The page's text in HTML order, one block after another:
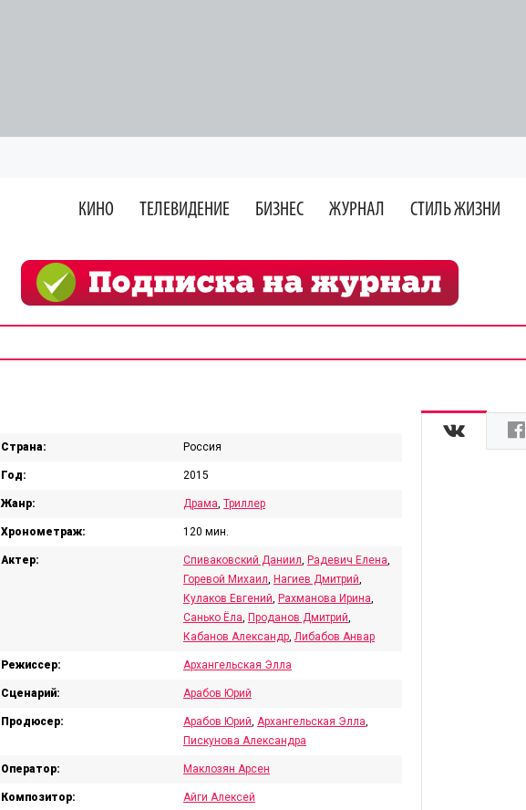
КИНО ТЕЛЕВИДЕНИЕ БИЗНЕС ЖУРНАЛ СТИЛЬ ЖИЗНИ
Страна: Россия
Год: 2015
Жанр: Драма, Триллер
Хронометраж: 120 мин.
Актер: Спиваковский Даниил, Радевич Елена,
Горевой Михаил, Нагиев Дмитрий,
Кулаков Евгений, Рахманова Ирина,
Санько Ёла, Проданов Дмитрий,
Кабанов Александр, Либабов Анвар
Режиссер: Архангельская Элла
Сценарий: Арабов Юрий
Продюсер: Арабов Юрий, Архангельская Элла,
Пискунова Александра
Оператор: Маклозян Арсен
Композитор: Айги Алексей